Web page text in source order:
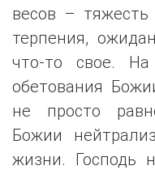
весов – тяжесть
терпения,
что-то свое.
обетования
не просто
Божии
жизни. Господь